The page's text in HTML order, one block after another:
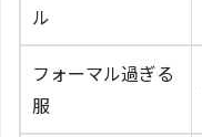
ル
フォーマル過ぎる
服